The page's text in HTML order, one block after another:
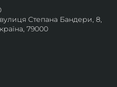
Степана Бандери, 8,
79000